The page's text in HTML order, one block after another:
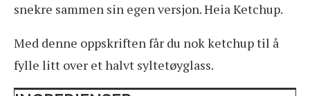
snekre sammen sin egen versjon. Heia Ketchup.
Med denne oppskriften får du nok ketchup til å
fylle litt over et halvt syltetøyglass.